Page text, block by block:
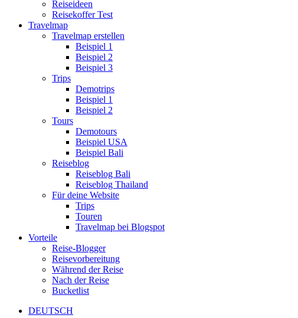
Reiseideen
Reisekoffer Test
Travelmap
Travelmap erstellen
Beispiel 1
Beispiel 2
Beispiel 3
Trips
Demotrips
Beispiel 1
Beispiel 2
Tours
Demotours
Beispiel USA
Beispiel Bali
Reiseblog
Reiseblog Bali
Reiseblog Thailand
Für deine Website
Trips
Touren
Travelmap bei Blogspot
Vorteile
Reise-Blogger
Reisevorbereitung
Während der Reise
Nach der Reise
Bucketlist
DEUTSCH